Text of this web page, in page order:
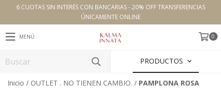
6 CUOTAS SIN INTERÉS CON BANCARIAS - 20% OFF TRANSFERENCIAS
ÚNICAMENTE ONLINE
MENÚ 0
PRODUCTOS
Inicio / OUTLET . NO TIENEN CAMBIO. / PAMPLONA ROSA